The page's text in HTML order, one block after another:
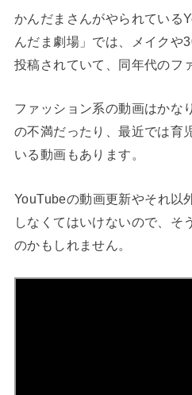
かんだまさんがやられている
んだま劇場」では、メイクや
投稿されていて、同年代のフ
ファッション系の動画はかな
の不満だったり、最近では育
いる動画もあります。
YouTubeの動画更新やそれ以
しなくてはいけないので、そ
のかもしれません。